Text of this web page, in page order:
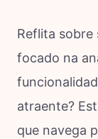
Reflita sobre
focado na
atraente?
que navega